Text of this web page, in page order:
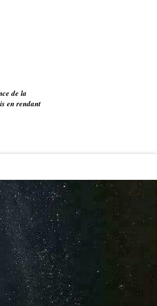
de la
en rendant